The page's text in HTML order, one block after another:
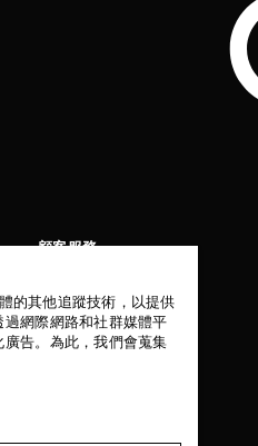
顧客服務
配送說明
付款說明
的其他追蹤技術，以提供
網際網路和社群媒體平
告。為此，我們會蒐集